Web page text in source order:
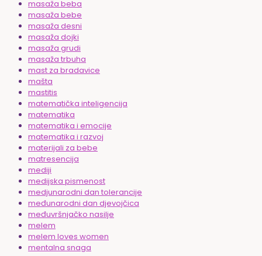
masaža beba
masaža bebe
masaža desni
masaža dojki
masaža grudi
masaža trbuha
mast za bradavice
mašta
mastitis
matematička inteligencija
matematika
matematika i emocije
matematika i razvoj
materijali za bebe
matresencija
mediji
medijska pismenost
medjunarodni dan tolerancije
međunarodni dan djevojčica
međuvršnjačko nasilje
melem
melem loves women
mentalna snaga